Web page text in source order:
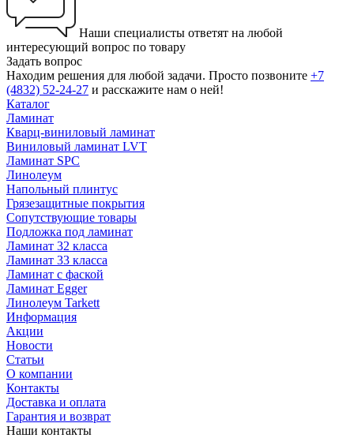
Наши специалисты ответят на любой
интересующий вопрос по товару
Задать вопрос
Находим решения для любой задачи. Просто позвоните +7
(4832) 52-24-27 и расскажите нам о ней!
Каталог
Ламинат
Кварц-виниловый ламинат
Виниловый ламинат LVT
Ламинат SPC
Линолеум
Напольный плинтус
Грязезащитные покрытия
Сопутствующие товары
Подложка под ламинат
Ламинат 32 класса
Ламинат 33 класса
Ламинат с фаской
Ламинат Egger
Линолеум Tarkett
Информация
Акции
Новости
Статьи
О компании
Контакты
Доставка и оплата
Гарантия и возврат
Наши контакты